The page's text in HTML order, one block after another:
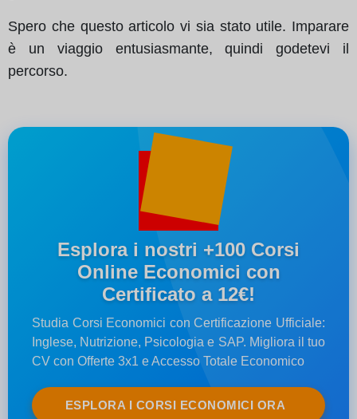
Spero che questo articolo vi sia stato utile. Imparare
è un viaggio entusiasmante, quindi godetevi il
percorso.
Esplora i nostri +100 Corsi
Online Economici con
Certificato a 12€!
Studia Corsi Economici con Certificazione Ufficiale:
Inglese, Nutrizione, Psicologia e SAP. Migliora il tuo
CV con Offerte 3x1 e Accesso Totale Economico
ESPLORA I CORSI ECONOMICI ORA